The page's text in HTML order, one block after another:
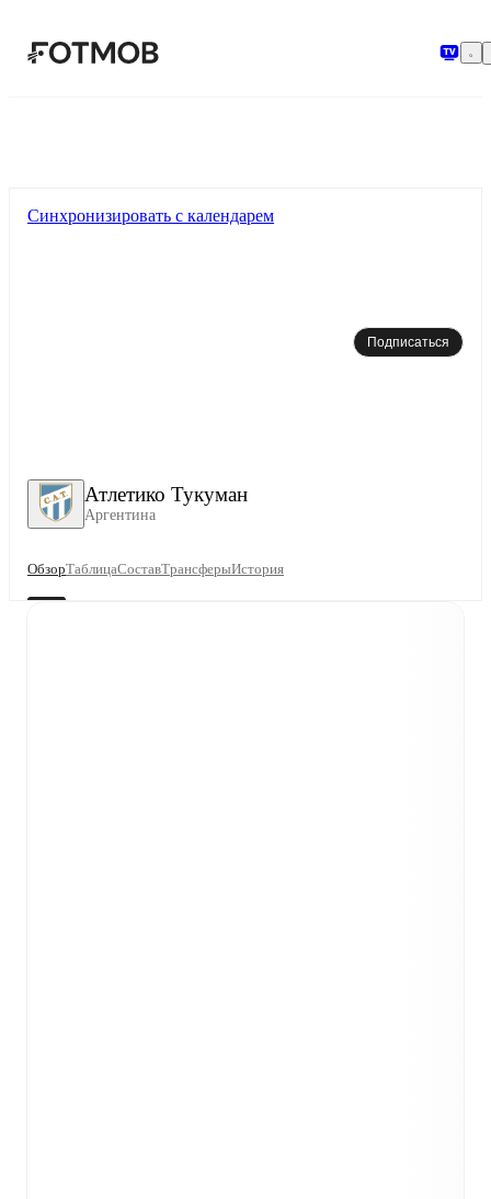
Атлетико Тукуман
Аргентина
Синхронизировать с календарем
Подписаться
ОбзорТаблицаСоставТрансферыИстория